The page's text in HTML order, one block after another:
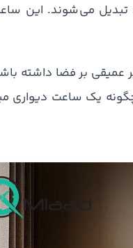
تبدیل می‌شوند. این
عمیقی بر فضا داشته
یک ساعت دیواری